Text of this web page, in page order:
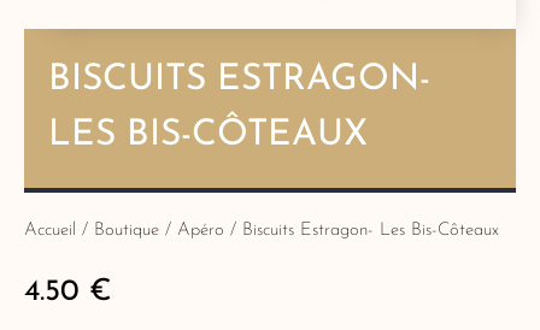
BISCUITS ESTRAGON-
LES BIS-CÔTEAUX
Accueil / Boutique / Apéro / Biscuits Estragon- Les Bis-Côteaux
4.50 €